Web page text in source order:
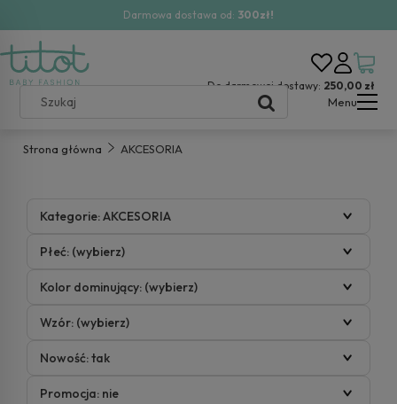
Darmowa dostawa od: 300zł!
Do darmowej dostawy: 250,00 zł
Menu
Strona główna AKCESORIA
Kategorie: AKCESORIA
Płeć: (wybierz)
Kolor dominujący: (wybierz)
Wzór: (wybierz)
Nowość: tak
Promocja: nie